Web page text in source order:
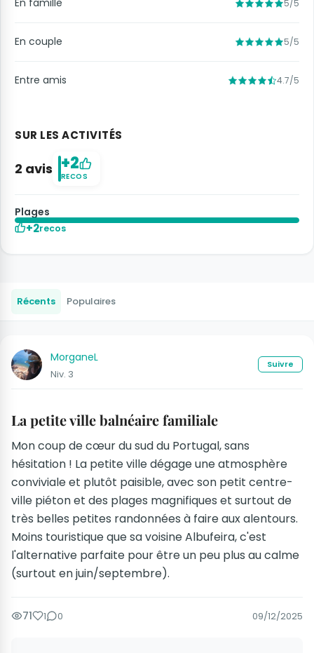
En famille 5/5
En couple 5/5
Entre amis 4.7/5
SUR LES ACTIVITÉS
2 avis +2
RECOS
Plages
+2recos
Récents Populaires
MorganeL
Niv. 3
Suivre
La petite ville balnéaire familiale
Mon coup de cœur du sud du Portugal, sans
hésitation ! La petite ville dégage une atmosphère
conviviale et plutôt paisible, avec son petit centre-
ville piéton et des plages magnifiques et surtout de
très belles petites randonnées à faire aux alentours.
Moins touristique que sa voisine Albufeira, c'est
l'alternative parfaite pour être un peu plus au calme
(surtout en juin/septembre).
71 1 0 09/12/2025